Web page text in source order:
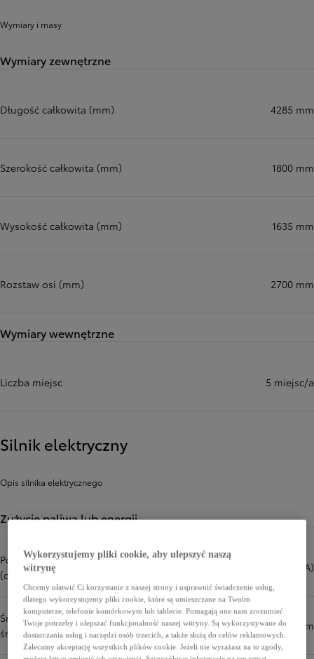
Wymiary i masy
Wymiary zewnętrzne
Długość całkowita (mm) 4285 mm
Szerokość całkowita (mm) 1800 mm
Wysokość całkowita (mm) 1635 mm
Rozstaw osi (mm) 2700 mm
Wymiary wewnętrzne
Liczba miejsc 5 miejsc/a
Silnik elektryczny
Opis silnika elektrycznego
Zużycie paliwa lub energii
Poziom hałasu podczas jazdy
(dB(A))
63 dB(A)
Średnio (cykl mieszany, wartość
średnia) (l/100 km)
0 l/100 km
Wykorzystujemy pliki cookie, aby ulepszyć naszą
witrynę
Chcemy ułatwić Ci korzystanie z naszej strony i usprawnić świadczenie usług,
dlatego wykorzystujemy pliki cookie, które są umieszczane na Twoim
komputerze, telefonie komórkowym lub tablecie. Pomagają one nam zrozumieć
Twoje potrzeby i ulepszać funkcjonalność naszej witryny. Są wykorzystywane do
dostarczania usług i narzędzi osób trzecich, a także służą do celów reklamowych.
Zalecamy akceptację wszystkich plików cookie. Jeżeli nie wyrażasz na to zgody,